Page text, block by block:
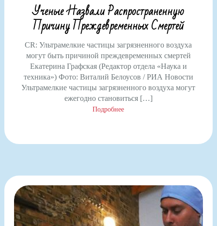
Ученые Назвали Распространенную
Причину Преждевременных Смертей
CR: Ультрамелкие частицы загрязненного воздуха
могут быть причиной преждевременных смертей
Екатерина Графская (Редактор отдела «Наука и
техника») Фото: Виталий Белоусов / РИА Новости
Ультрамелкие частицы загрязненного воздуха могут
ежегодно становиться […]
Подробнее